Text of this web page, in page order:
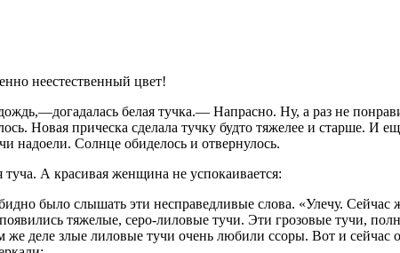
неестественный цвет!
белая тучка.— Напрасно. Ну, а раз не
Новая прическа сделала тучку будто тяжелее и старше. И
надоели. Солнце обиделось и отвернулось.
туча. А красивая женщина не успокаивается:
было слышать эти несправедливые слова. «Улечу.
тяжелые, серо-лиловые тучи. Эти грозовые тучи,
деле злые лиловые тучи очень любили ссоры. Вот и сейчас